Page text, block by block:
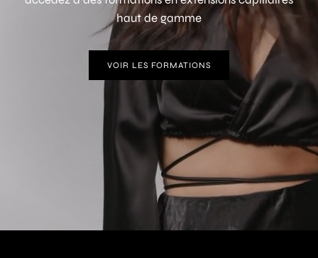
haut de gamme
VOIR LES FORMATIONS